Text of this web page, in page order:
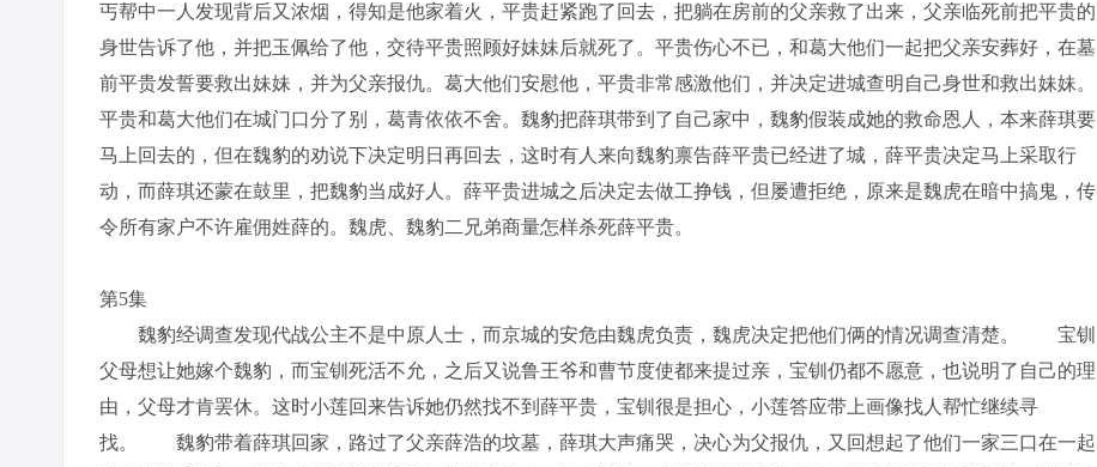
丐帮中一人发现背后又浓烟，得知是他家着火，平贵赶紧跑了回去，把躺在房前的父亲救了出来，父亲临死前把平贵的
身世告诉了他，并把玉佩给了他，交待平贵照顾好妹妹后就死了。平贵伤心不已，和葛大他们一起把父亲安葬好，在墓
前平贵发誓要救出妹妹，并为父亲报仇。葛大他们安慰他，平贵非常感激他们，并决定进城查明自己身世和救出妹妹。
平贵和葛大他们在城门口分了别，葛青依依不舍。魏豹把薛琪带到了自己家中，魏豹假装成她的救命恩人，本来薛琪要
马上回去的，但在魏豹的劝说下决定明日再回去，这时有人来向魏豹禀告薛平贵已经进了城，薛平贵决定马上采取行
动，而薛琪还蒙在鼓里，把魏豹当成好人。薛平贵进城之后决定去做工挣钱，但屡遭拒绝，原来是魏虎在暗中搞鬼，传
令所有家户不许雇佣姓薛的。魏虎、魏豹二兄弟商量怎样杀死薛平贵。
第5集
魏豹经调查发现代战公主不是中原人士，而京城的安危由魏虎负责，魏虎决定把他们俩的情况调查清楚。 宝钏
父母想让她嫁个魏豹，而宝钏死活不允，之后又说鲁王爷和曹节度使都来提过亲，宝钏仍都不愿意，也说明了自己的理
由，父母才肯罢休。这时小莲回来告诉她仍然找不到薛平贵，宝钏很是担心，小莲答应带上画像找人帮忙继续寻
找。 魏豹带着薛琪回家，路过了父亲薛浩的坟墓，薛琪大声痛哭，决心为父报仇，又回想起了他们一家三口在一起